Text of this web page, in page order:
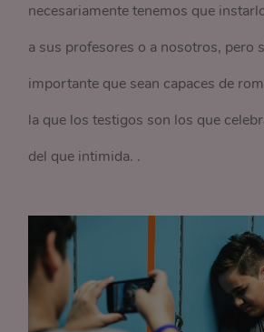
necesariamente tenemos que
a sus profesores o a nosotros, pero
importante que sean capaces de
la que los testigos son los que
del que intimida. .